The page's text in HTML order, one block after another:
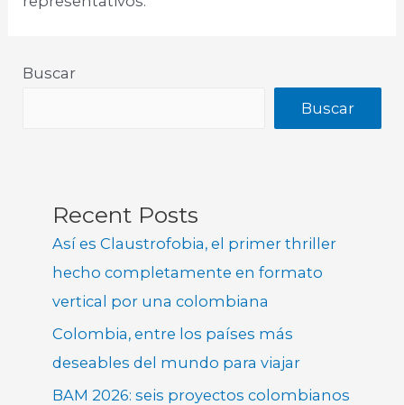
Buscar
Buscar
Recent Posts
Así es Claustrofobia, el primer thriller
hecho completamente en formato
vertical por una colombiana
Colombia, entre los países más
deseables del mundo para viajar
BAM 2026: seis proyectos colombianos